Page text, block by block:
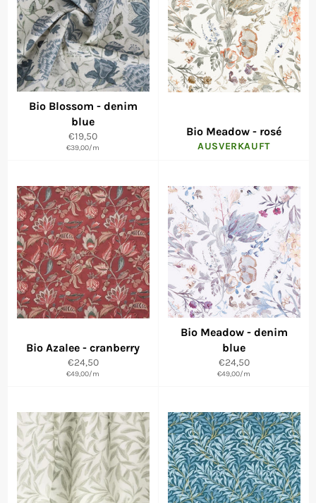
Bio Blossom - denim
blue
Normaler
Preis
€19,50
€39,00/m
Bio Meadow - rosé
AUSVERKAUFT
Bio Azalee - cranberry
Normaler
Preis
€24,50
€49,00/m
Bio Meadow - denim
blue
Normaler
Preis
€24,50
€49,00/m